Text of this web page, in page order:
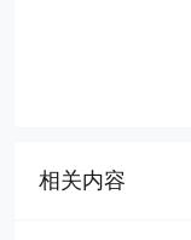
相关内容